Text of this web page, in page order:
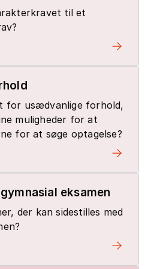
til et
for usædvanlige forhold,
muligheder for at
for at søge optagelse?
eksamen
der kan sidestilles med